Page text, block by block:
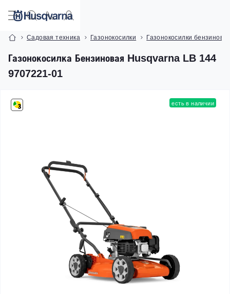
Садовая техника Газонокосилки Газонокосилки
Газонокосилка Бензиновая Husqvarna LB 144
9707221-01
есть в наличии